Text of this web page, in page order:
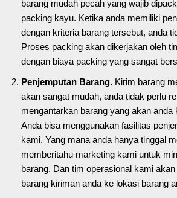
barang mudah pecah yang wajib
packing kayu. Ketika anda memiliki
dengan kriteria barang tersebut, anda
Proses packing akan dikerjakan oleh
dengan biaya packing yang sangat
Penjemputan Barang. Kirim barang
akan sangat mudah, anda tidak perlu
mengantarkan barang yang akan
Anda bisa menggunakan fasilitas
kami. Yang mana anda hanya tinggal
memberitahu marketing kami untuk
barang. Dan tim operasional kami
barang kiriman anda ke lokasi barang